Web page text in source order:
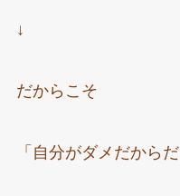
↓
だからこそ
「自分がダメだから